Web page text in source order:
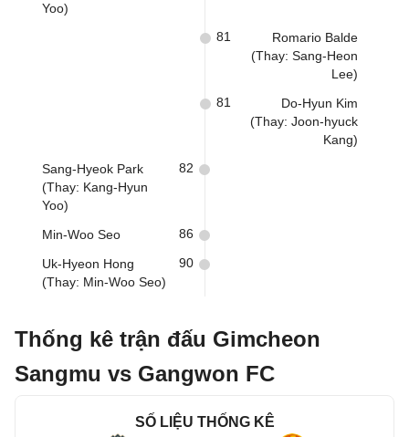
Yoo)
Romario Balde
(Thay: Sang-Heon
Lee)
81
Do-Hyun Kim
(Thay: Joon-hyuck
Kang)
81
Sang-Hyeok Park
(Thay: Kang-Hyun
Yoo)
82
Min-Woo Seo 86
Uk-Hyeon Hong
(Thay: Min-Woo Seo)
90
Thống kê trận đấu Gimcheon
Sangmu vs Gangwon FC
SỐ LIỆU THỐNG KÊ